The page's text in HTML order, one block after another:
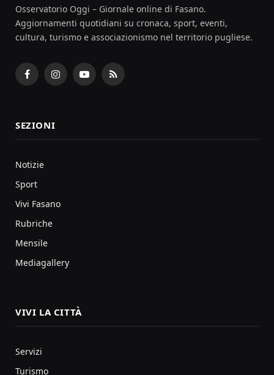
Osservatorio Oggi – Giornale online di Fasano.
Aggiornamenti quotidiani su cronaca, sport, eventi,
cultura, turismo e associazionismo nel territorio pugliese.
FacebookInstagramYouTubeRSS
SEZIONI
Notizie
Sport
Vivi Fasano
Rubriche
Mensile
Mediagallery
VIVI LA CITTÀ
Servizi
Turismo